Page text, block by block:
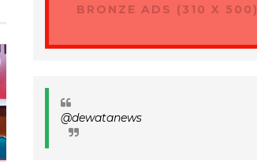
BRONZE ADS (310 X 500)
@dewatanews